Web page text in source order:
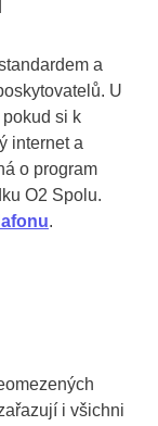
a
U
si k
internet a
o program
O2 Spolu.
.
i všichni